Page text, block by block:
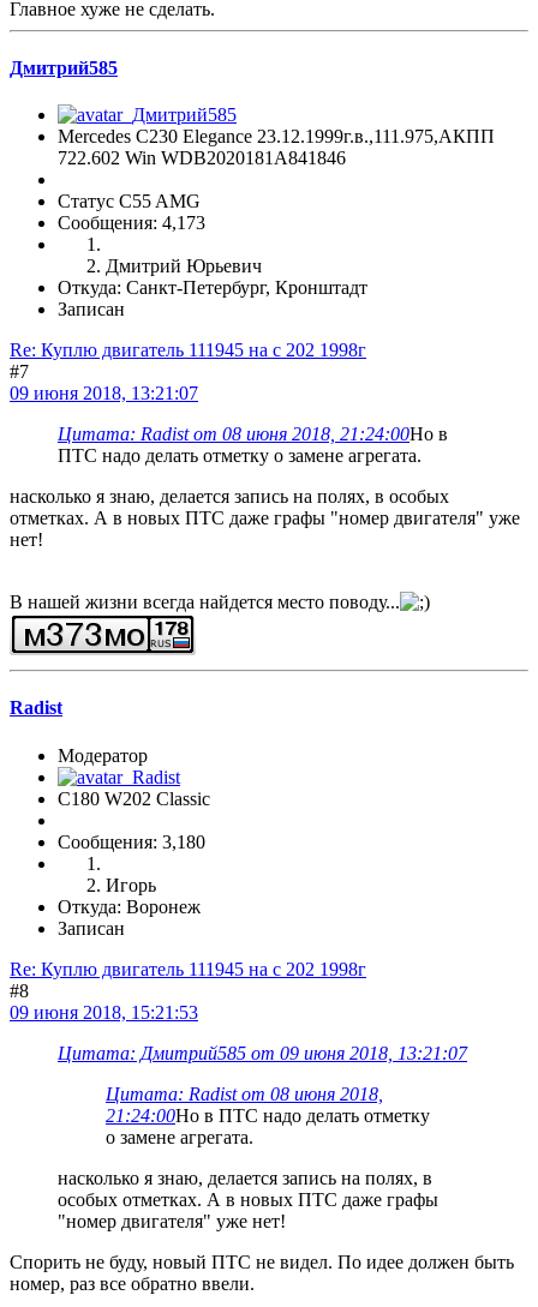
Главное хуже не сделать.
Дмитрий585
Mercedes C230 Elegance 23.12.1999г.в.,111.975,АКПП
722.602 Win WDB2020181A841846
Статус C55 AMG
Сообщения: 4,173
Дмитрий Юрьевич
Откуда: Санкт-Петербург, Кронштадт
Записан
Re: Куплю двигатель 111945 на с 202 1998г
#7
09 июня 2018, 13:21:07
Цитата: Radist от 08 июня 2018, 21:24:00Но в
ПТС надо делать отметку о замене агрегата.
насколько я знаю, делается запись на полях, в особых
отметках. А в новых ПТС даже графы "номер двигателя" уже
нет!
В нашей жизни всегда найдется место поводу...
Radist
Модератор
C180 W202 Classic
Сообщения: 3,180
Игорь
Откуда: Воронеж
Записан
Re: Куплю двигатель 111945 на с 202 1998г
#8
09 июня 2018, 15:21:53
Цитата: Дмитрий585 от 09 июня 2018, 13:21:07
Цитата: Radist от 08 июня 2018,
21:24:00Но в ПТС надо делать отметку
о замене агрегата.
насколько я знаю, делается запись на полях, в
особых отметках. А в новых ПТС даже графы
"номер двигателя" уже нет!
Спорить не буду, новый ПТС не видел. По идее должен быть
номер, раз все обратно ввели.